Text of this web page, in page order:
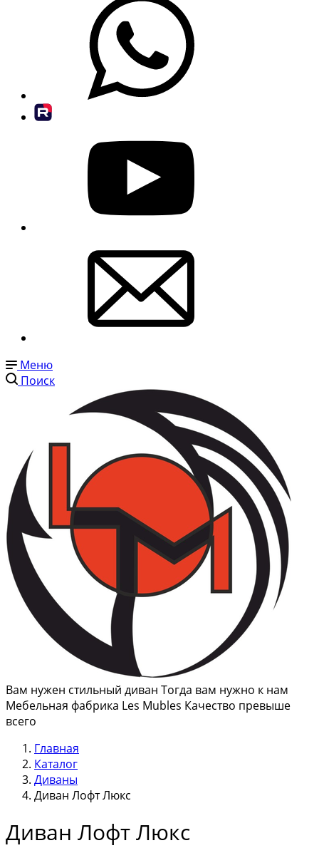
Меню
Поиск
Вам нужен стильный диван Тогда вам нужно к нам
Мебельная фабрика Les Mubles Качество превыше
всего
Главная
Каталог
Диваны
Диван Лофт Люкс
Диван Лофт Люкс